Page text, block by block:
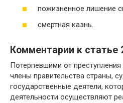
пожизненное лишение
смертная казнь.
Комментарии к статье
Потерпевшими от
члены правительства страны,
государственные деятели,
деятельности осуществляют